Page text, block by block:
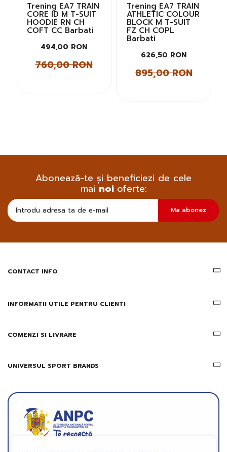
Trening EA7 TRAIN
CORE ID M T-SUIT
HOODIE RN CH
COFT CC Barbati
494,00 RON
760,00 RON
Trening EA7 TRAIN
ATHLETIC COLOUR
BLOCK M T-SUIT
FZ CH COPL
Barbati
626,50 RON
895,00 RON
Abonează-te și beneficiezi de cele
mainoi oferte:
sa
primesc
informatii
Ma abonez
CONTACT INFO
INFORMATII UTILE PENTRU CLIENTI
COMENZI SI LIVRARE
UNIVERSUL SPORT BRANDS